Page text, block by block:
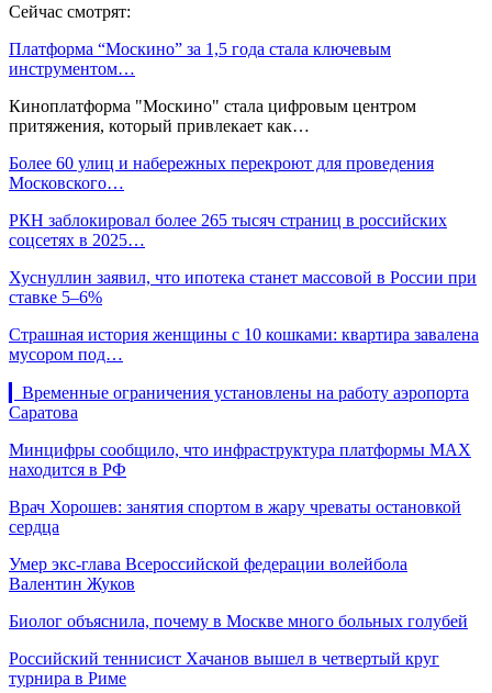
Сейчас смотрят:
Платформа “Москино” за 1,5 года стала ключевым
инструментом…
Киноплатформа "Москино" стала цифровым центром
притяжения, который привлекает как…
Более 60 улиц и набережных перекроют для проведения
Московского…
РКН заблокировал более 265 тысяч страниц в российских
соцсетях в 2025…
Хуснуллин заявил, что ипотека станет массовой в России при
ставке 5–6%
Страшная история женщины с 10 кошками: квартира завалена
мусором под…
▎Временные ограничения установлены на работу аэропорта
Саратова
Минцифры сообщило, что инфраструктура платформы MAX
находится в РФ
Врач Хорошев: занятия спортом в жару чреваты остановкой
сердца
Умер экс-глава Всероссийской федерации волейбола
Валентин Жуков
Биолог объяснила, почему в Москве много больных голубей
Российский теннисист Хачанов вышел в четвертый круг
турнира в Риме